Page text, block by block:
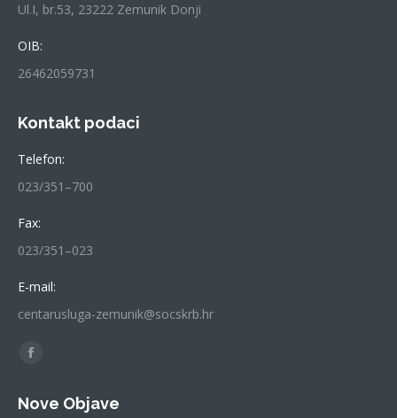
Ul.I, br.53, 23222 Zemunik Donji
OIB:
26462059731
Kontakt podaci
Telefon:
023/351–700
Fax:
023/351–023
E-mail:
centarusluga-zemunik@socskrb.hr
Find us on:
Facebook
opens
Nove Objave